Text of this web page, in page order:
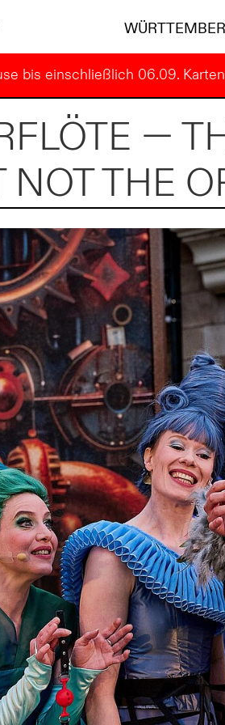
bis einschließlich 06.09.
—
NOT THE